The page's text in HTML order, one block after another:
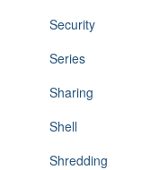
Security
Series
Sharing
Shell
Shredding